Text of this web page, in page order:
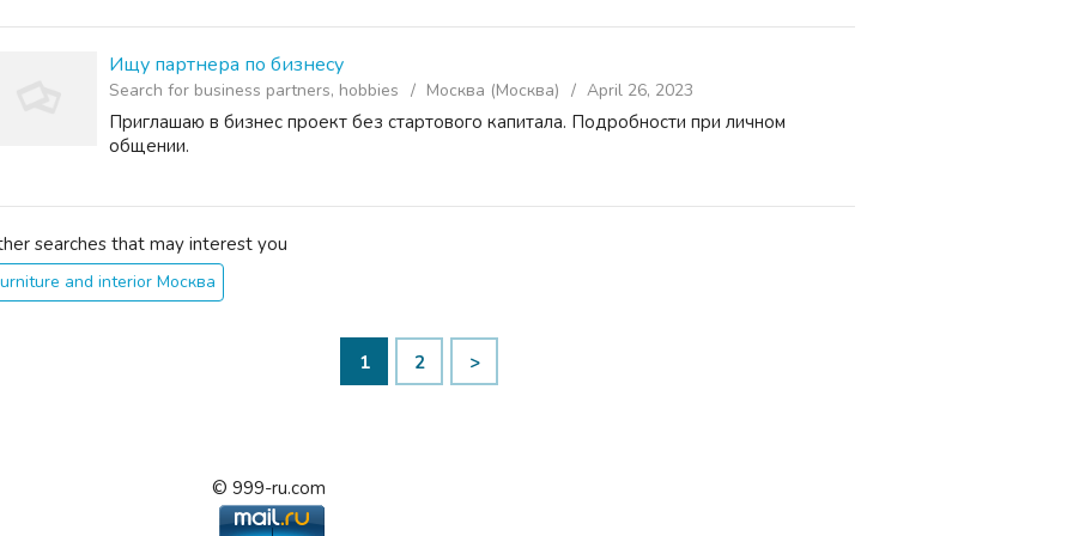
Ищу партнера по бизнесу
Search for business partners, hobbies Москва (Москва) April 26, 2023
Приглашаю в бизнес проект без стартового капитала. Подробности при личном
общении.
searches that may interest you
and interior Москва
1 2 >
© 999-ru.com